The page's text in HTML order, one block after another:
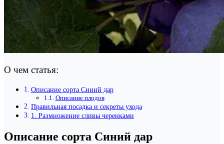
О чем статья:
Описание сорта Синий дар
Описание плодов
Правильная посадка и секреты ухода
1. Размножение сливы черенками
Описание сорта Синий дар